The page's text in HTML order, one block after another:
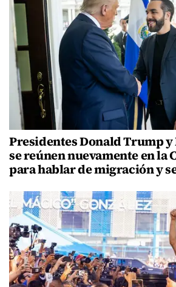
Presidentes Donald Trump
se reúnen nuevamente en la
para hablar de migración y